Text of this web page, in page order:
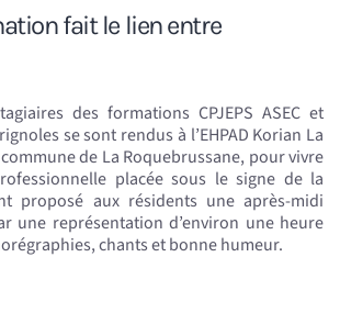
fait le lien entre
des formations CPJEPS ASEC et
se sont rendus à l’EHPAD Korian La
de La Roquebrussane, pour vivre
placée sous le signe de la
proposé aux résidents une après-midi
une représentation d’environ une heure
chants et bonne humeur.